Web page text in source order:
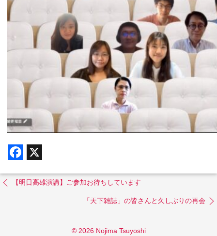
b
o
【明日高雄演講】ご参加お待ちしています
「天下雑誌」の皆さんと久しぶりの再会
© 2026 Nojima Tsuyoshi